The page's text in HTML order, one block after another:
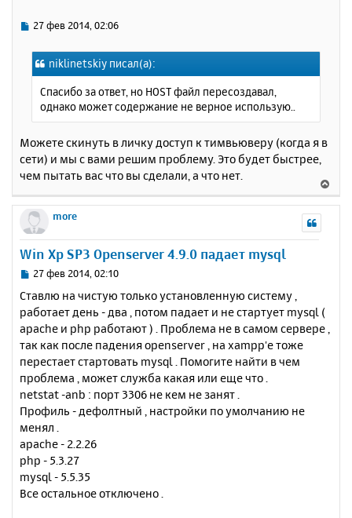
С
о
б
и
е
27 фев 2014, 02:06
niklinetskiy писал(а):
Спасибо за ответ, но HOST файл пересоздавал,
однако может содержание не верное использую..
Можете скинуть в личку доступ к тимвьюверу (когда я в
сети) и мы с вами решим проблему. Это будет быстрее,
чем пытать вас что вы сделали, а что нет.
е
more
Win Xp SP3 Openserver 4.9.0 падает mysql
С
о
б
щ
е
н
и
е
27 фев 2014, 02:10
Ставлю на чистую только установленную систему ,
работает день - два , потом падает и не стартует mysql (
apache и php работают ) . Проблема не в самом сервере ,
так как после падения openserver , на xampp'е тоже
перестает стартовать mysql . Помогите найти в чем
проблема , может служба какая или еще что .
netstat -anb : порт 3306 не кем не занят .
Профиль - дефолтный , настройки по умолчанию не
менял .
apache - 2.2.26
php - 5.3.27
mysql - 5.5.35
Все остальное отключено .